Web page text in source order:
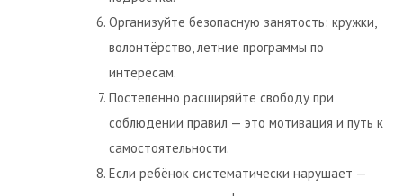
Организуйте безопасную занятость: кружки,
волонтёрство, летние программы по
интересам.
Постепенно расширяйте свободу при
соблюдении правил — это мотивация и путь к
самостоятельности.
Если ребёнок систематически нарушает —